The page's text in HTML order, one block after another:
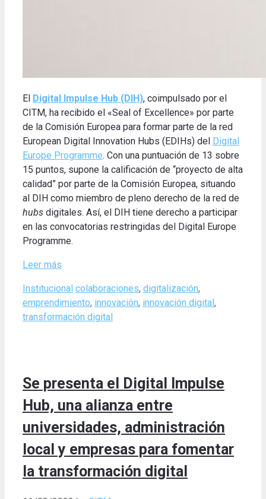
El Digital Impulse Hub (DIH), coimpulsado por el
CITM, ha recibido el «Seal of Excellence» por parte
de la Comisión Europea para formar parte de la red
European Digital Innovation Hubs (EDIHs) del
Digital
Europe Programme. Con una puntuación de 13 sobre
15 puntos, supone la calificación de “proyecto de alta
calidad” por parte de la Comisión Europea, situando
al DIH como miembro de pleno derecho de la red de
hubs digitales. Así, el DIH tiene derecho a participar
en las convocatorias restringidas del Digital Europe
Programme.
Leer más
Categories
Institucional Tags
colaboraciones, digitalización,
emprendimiento, innovación, innovación digital ,
transformación digital
Se presenta el Digital Impulse
Hub, una alianza entre
universidades, administración
local y empresas para fomentar
la transformación digital